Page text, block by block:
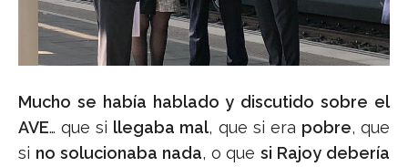
Mucho se había hablado y discutido sobre el
AVE… que si llegaba mal, que si era pobre, que
si no solucionaba nada, o quesi Rajoy debería